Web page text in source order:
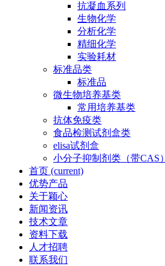
抗凝血系列
生物化学
分析化学
精细化学
实验耗材
标准品类
标准品
微生物培养基类
常用培养基类
抗体免疫类
食品检测试剂盒类
elisa试剂盒
小分子抑制剂类（带CAS）
首页 (current)
优势产品
关于颖心
新闻资讯
技术文章
资料下载
人才招聘
联系我们